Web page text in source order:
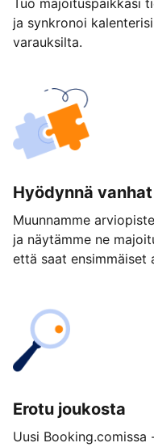
Tuo majoituspaikkasi
ja synkronoi
varauksilta.
Hyödynnä
Muunnamme
ja näytämme ne
että saat ensimmäiset
Erotu joukosta
Uusi Booking.comissa